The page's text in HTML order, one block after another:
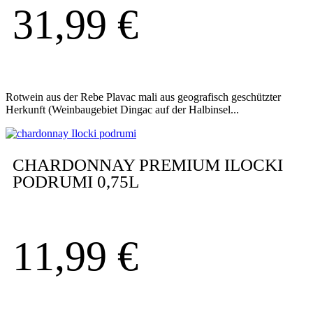
31,99 €
Rotwein aus der Rebe Plavac mali aus geografisch geschützter
Herkunft (Weinbaugebiet Dingac auf der Halbinsel...
CHARDONNAY PREMIUM ILOCKI
PODRUMI 0,75L
11,99 €